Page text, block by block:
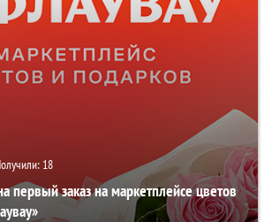
18
первый заказ на маркетплейсе цветов